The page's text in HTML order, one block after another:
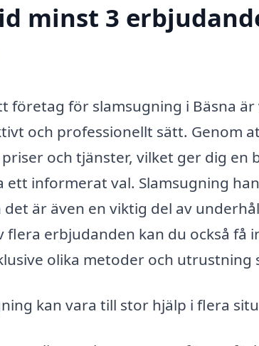
minst 3
företag för slamsugning i Bäsna
och professionellt sätt. Genom
och tjänster, vilket ger dig
ett informerat val. Slamsugning
är även en viktig del av
flera erbjudanden kan du också få
olika metoder och utrustning
kan vara till stor hjälp i flera